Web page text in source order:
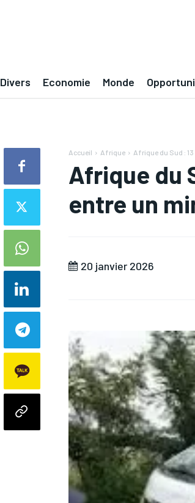
Divers Economie Monde
Accueil Afrique Afrique du Sud :
Afrique du
entre un
20 janvier 2026